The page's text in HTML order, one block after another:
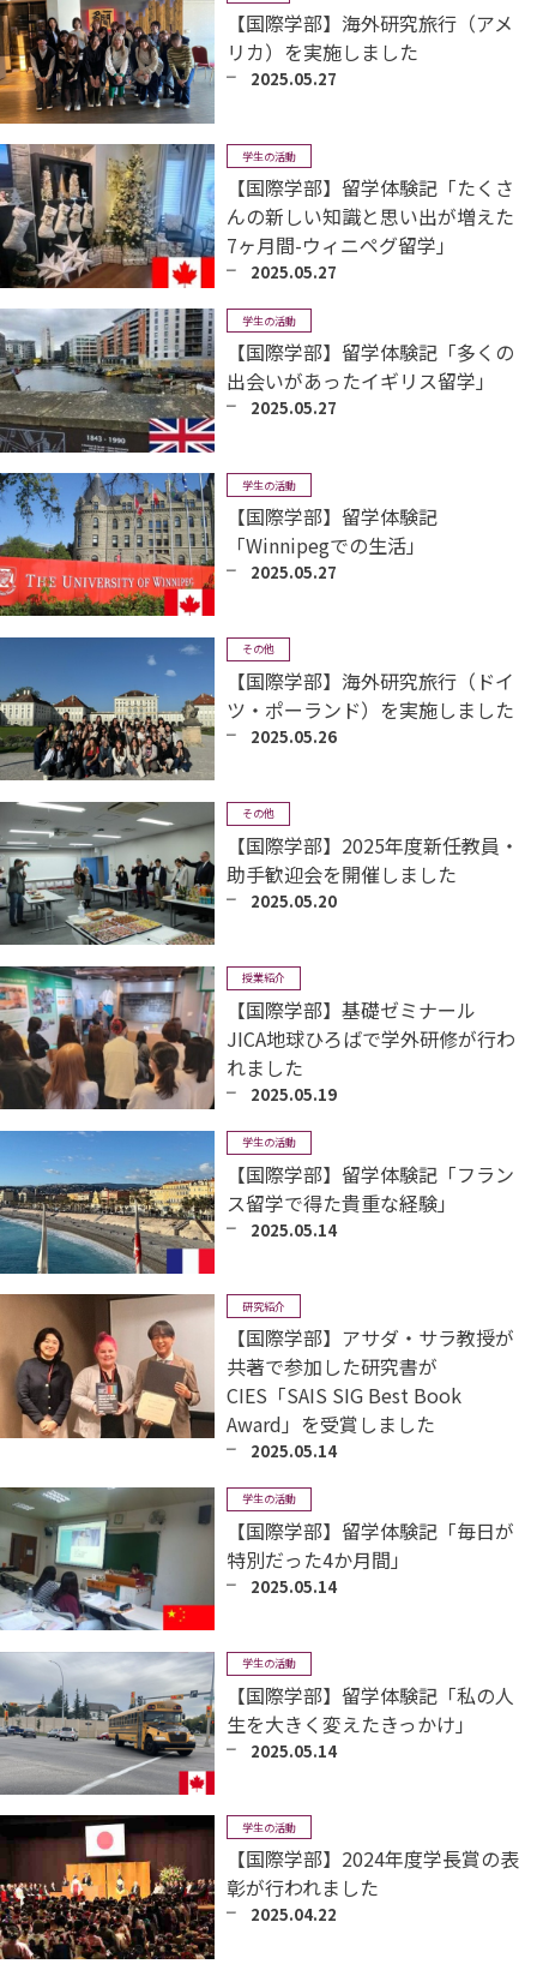
【国際学部】海外研究旅行（アメ
リカ）を実施しました
2025.05.27
学生の活動
【国際学部】留学体験記「たくさ
んの新しい知識と思い出が増えた
7ヶ月間-ウィニペグ留学」
2025.05.27
学生の活動
【国際学部】留学体験記「多くの
出会いがあったイギリス留学」
2025.05.27
学生の活動
【国際学部】留学体験記
「Winnipegでの生活」
2025.05.27
その他
【国際学部】海外研究旅行（ドイ
ツ・ポーランド）を実施しました
2025.05.26
その他
【国際学部】2025年度新任教員・
助手歓迎会を開催しました
2025.05.20
授業紹介
【国際学部】基礎ゼミナール
JICA地球ひろばで学外研修が行わ
れました
2025.05.19
学生の活動
【国際学部】留学体験記「フラン
ス留学で得た貴重な経験」
2025.05.14
研究紹介
【国際学部】アサダ・サラ教授が
共著で参加した研究書が
CIES「SAIS SIG Best Book
Award」を受賞しました
2025.05.14
学生の活動
【国際学部】留学体験記「毎日が
特別だった4か月間」
2025.05.14
学生の活動
【国際学部】留学体験記「私の人
生を大きく変えたきっかけ」
2025.05.14
学生の活動
【国際学部】2024年度学長賞の表
彰が行われました
2025.04.22